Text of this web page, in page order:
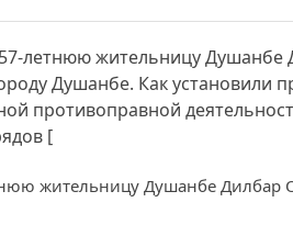
летнюю жительницу Душанбе
Душанбе. Как установили
противоправной
[
жительницу Душанбе Дилбар